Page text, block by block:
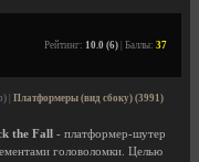
Рейтинг: 10.0 (6) | Баллы: 37
| Платформеры (вид сбоку) (3991)
the Fall - платформер-шутер
головоломки. Целью